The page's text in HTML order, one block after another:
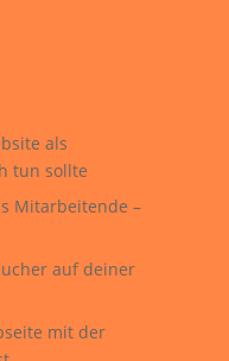
als
tun sollte
Mitarbeitende –
auf deiner
mit der